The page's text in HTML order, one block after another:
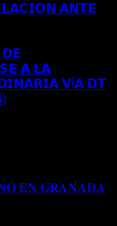
𝗔𝗡𝗧𝗘
𝗗𝗘
𝗔 𝗟𝗔
𝗩Í𝗔 𝗗𝗧
𝐄𝐍 𝐆𝐑𝐀𝐍𝐀𝐃𝐀